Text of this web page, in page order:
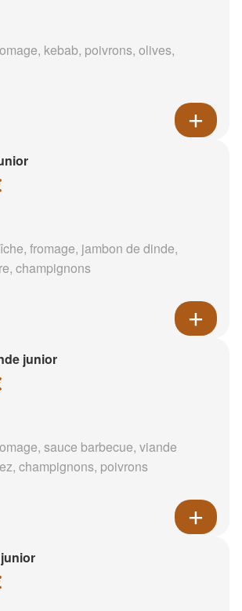
kebab, poivrons, olives,
fromage, jambon de dinde,
champignons
junior
sauce barbecue, viande
champignons, poivrons